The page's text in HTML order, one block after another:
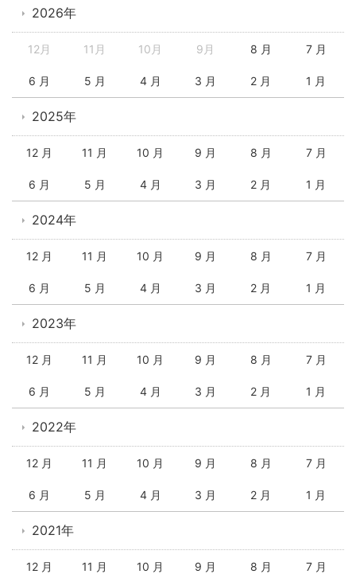
2026年
12月 11月 10月 9月 8 月 7 月
6 月 5 月 4 月 3 月 2 月 1 月
2025年
12 月 11 月 10 月 9 月 8 月 7 月
6 月 5 月 4 月 3 月 2 月 1 月
2024年
12 月 11 月 10 月 9 月 8 月 7 月
6 月 5 月 4 月 3 月 2 月 1 月
2023年
12 月 11 月 10 月 9 月 8 月 7 月
6 月 5 月 4 月 3 月 2 月 1 月
2022年
12 月 11 月 10 月 9 月 8 月 7 月
6 月 5 月 4 月 3 月 2 月 1 月
2021年
12 月 11 月 10 月 9 月 8 月 7 月